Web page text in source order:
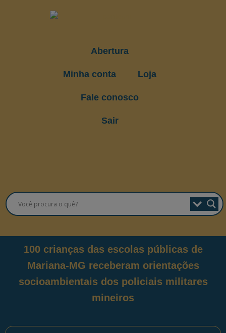
Abertura
Minha conta Loja
Fale conosco
Sair
100 crianças das escolas públicas de
Mariana-MG receberam orientações
socioambientais dos policiais militares
mineiros